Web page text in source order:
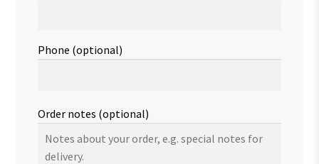
Phone (optional)
Order notes (optional)